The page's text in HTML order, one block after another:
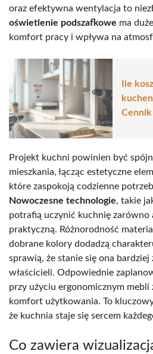
oraz efektywna wentylacja to
oświetlenie podszafkowe ma
komfort pracy i wpływa na
Ile
Projekt kuchni powinien być
mieszkania, łącząc estetyczne
które zaspokoją codzienne
Nowoczesne technologie, takie
potrafią uczynić kuchnię zarówno
praktyczną. Różnorodność
dobrane kolory dodadzą
sprawią, że stanie się ona bardziej
właścicieli. Odpowiednie
przy użyciu ergonomicznym mebli
komfort użytkowania. To
że kuchnia staje się sercem
Co zawiera